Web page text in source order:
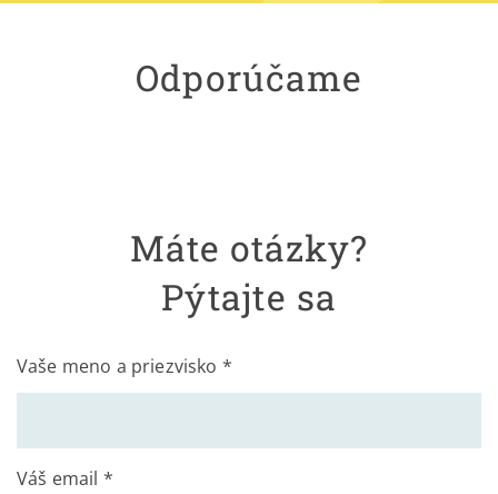
Odporúčame
Máte otázky?
Pýtajte sa
Vaše meno a priezvisko *
Váš email *